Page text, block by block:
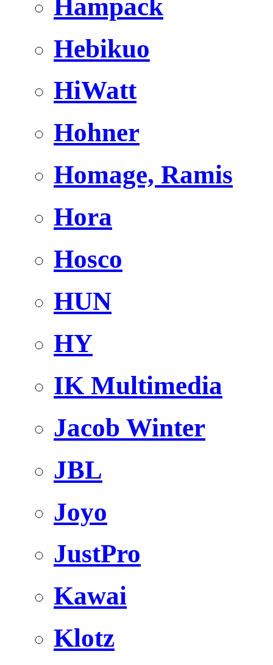
Hampack
Hebikuo
HiWatt
Hohner
Homage, Ramis
Hora
Hosco
HUN
HY
IK Multimedia
Jacob Winter
JBL
Joyo
JustPro
Kawai
Klotz